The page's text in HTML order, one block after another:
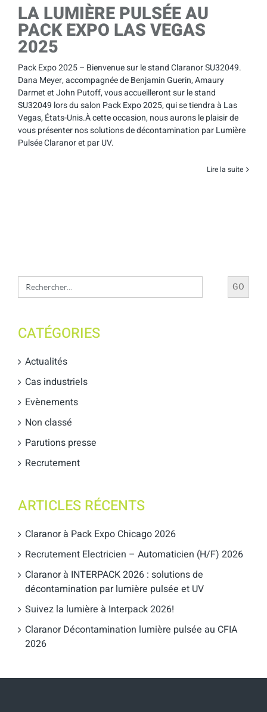
LA LUMIÈRE PULSÉE AU
PACK EXPO LAS VEGAS
2025
Pack Expo 2025 – Bienvenue sur le stand Claranor SU32049.
Dana Meyer, accompagnée de Benjamin Guerin, Amaury
Darmet et John Putoff, vous accueilleront sur le stand
SU32049 lors du salon Pack Expo 2025, qui se tiendra à Las
Vegas, États-Unis.À cette occasion, nous aurons le plaisir de
vous présenter nos solutions de décontamination par Lumière
Pulsée Claranor et par UV.
Lire la suite
Search
for:
CATÉGORIES
Actualités
Cas industriels
Evènements
Non classé
Parutions presse
Recrutement
ARTICLES RÉCENTS
Claranor à Pack Expo Chicago 2026
Recrutement Electricien – Automaticien (H/F) 2026
Claranor à INTERPACK 2026 : solutions de
décontamination par lumière pulsée et UV
Suivez la lumière à Interpack 2026!
Claranor Décontamination lumière pulsée au CFIA
2026